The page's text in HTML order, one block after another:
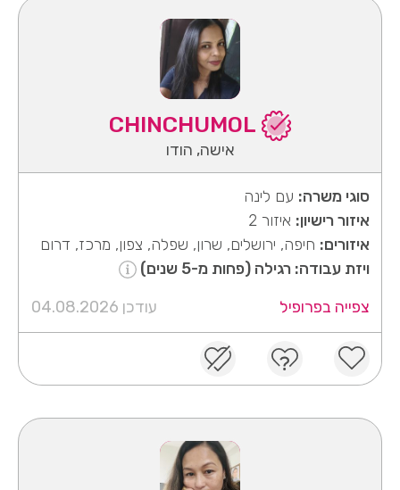
אישה, הודו
סוגי משרה: עם לינה
איזור רישיון: איזור 2
איזורים: חיפה, ירושלים, שרון, שפלה, צפון, מרכז, דרום
ויזת עבודה: רגילה (פחות מ-5 שנים)
צפייה בפרופיל
עודכן 04.08.2026